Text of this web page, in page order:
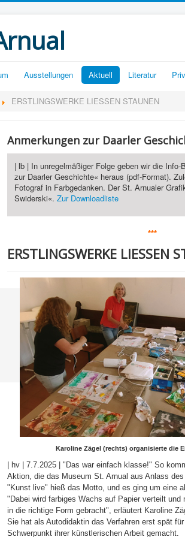
Ausstellungen Aktuell Literatur
ERSTLINGSWERKE LIESSEN STAUNEN
Anmerkungen zur Daarler
| lb | In unregelmäßiger Folge geben wir die Info-
zur Daarler Geschichte« heraus (pdf-Format).
Fotograf in Farbgedanken. Der St. Arnualer
Swiderski«.Zur Downloadliste
***
ERSTLINGSWERKE LIESSEN
Karoline Zägel (rechts) organisierte die
| hv | 7.7.2025 | "Das war einfach klasse!" So
Aktion, die das Museum St. Arnual aus Anlass
"Kunst live" hieß das Motto, und es ging um eine
"Dabei wird farbiges Wachs auf Papier verteilt
in die richtige Form gebracht", erläutert Karoline
Sie hat als Autodidaktin das Verfahren erst spät
Schwerpunkt ihrer künstlerischen Arbeit gemacht.